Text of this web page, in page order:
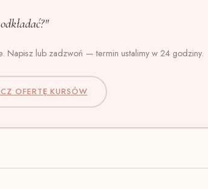
Napisz lub zadzwoń — termin ustalimy w 24 godziny.
OFERTĘ KURSÓW